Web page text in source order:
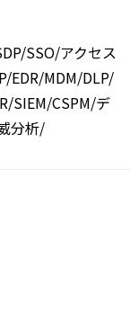
SSO/アクセス
EDR/MDM/DLP/
SIEM/CSPM/デ
分析/